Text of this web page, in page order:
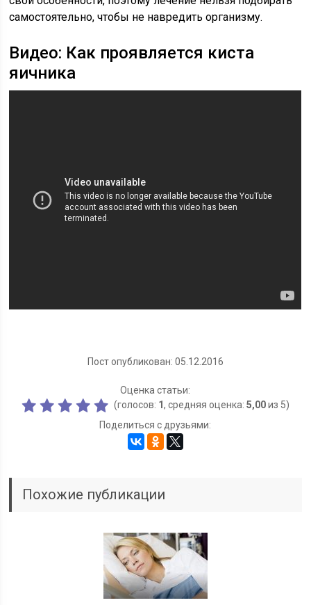
самостоятельно, чтобы не навредить организму.
Видео: Как проявляется киста
яичника
Пост опубликован: 05.12.2016
Оценка статьи:
(голосов: 1, средняя оценка: 5,00из 5)
Поделиться с друзьями:
Похожие публикации